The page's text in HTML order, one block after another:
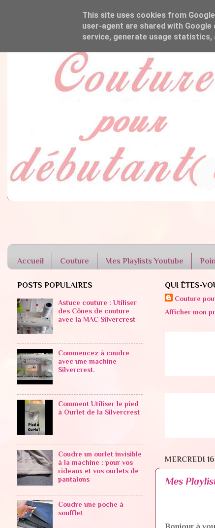
Accueil Couture Mes Playlists Youtube
QUI ÊTES-
Couture
Afficher mon
MERCREDI
Mes
Bonjour à
POSTS POPULAIRES
Astuce couture : Utiliser
des Cônes de couture
avec la MAC Silvercrest
Commencez à coudre
avec une machine
Silvercrest.
Comment Utiliser le pied
à Ourlet de la Silvercrest
Coudre un ourlet invisible
à la machine : pour vos
rideaux et vos ourlets de
pantalons
Coudre une poche à
soufflet
This site uses cookies from
user-agent are shared with
service, generate usage statistics,